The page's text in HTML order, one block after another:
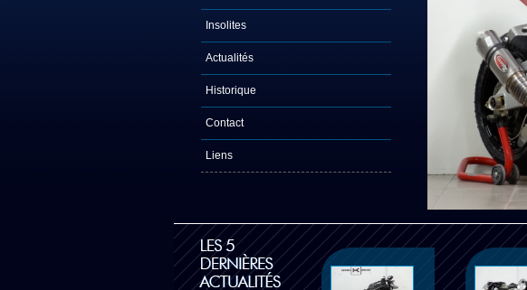
Insolites
Actualités
Historique
Contact
Liens